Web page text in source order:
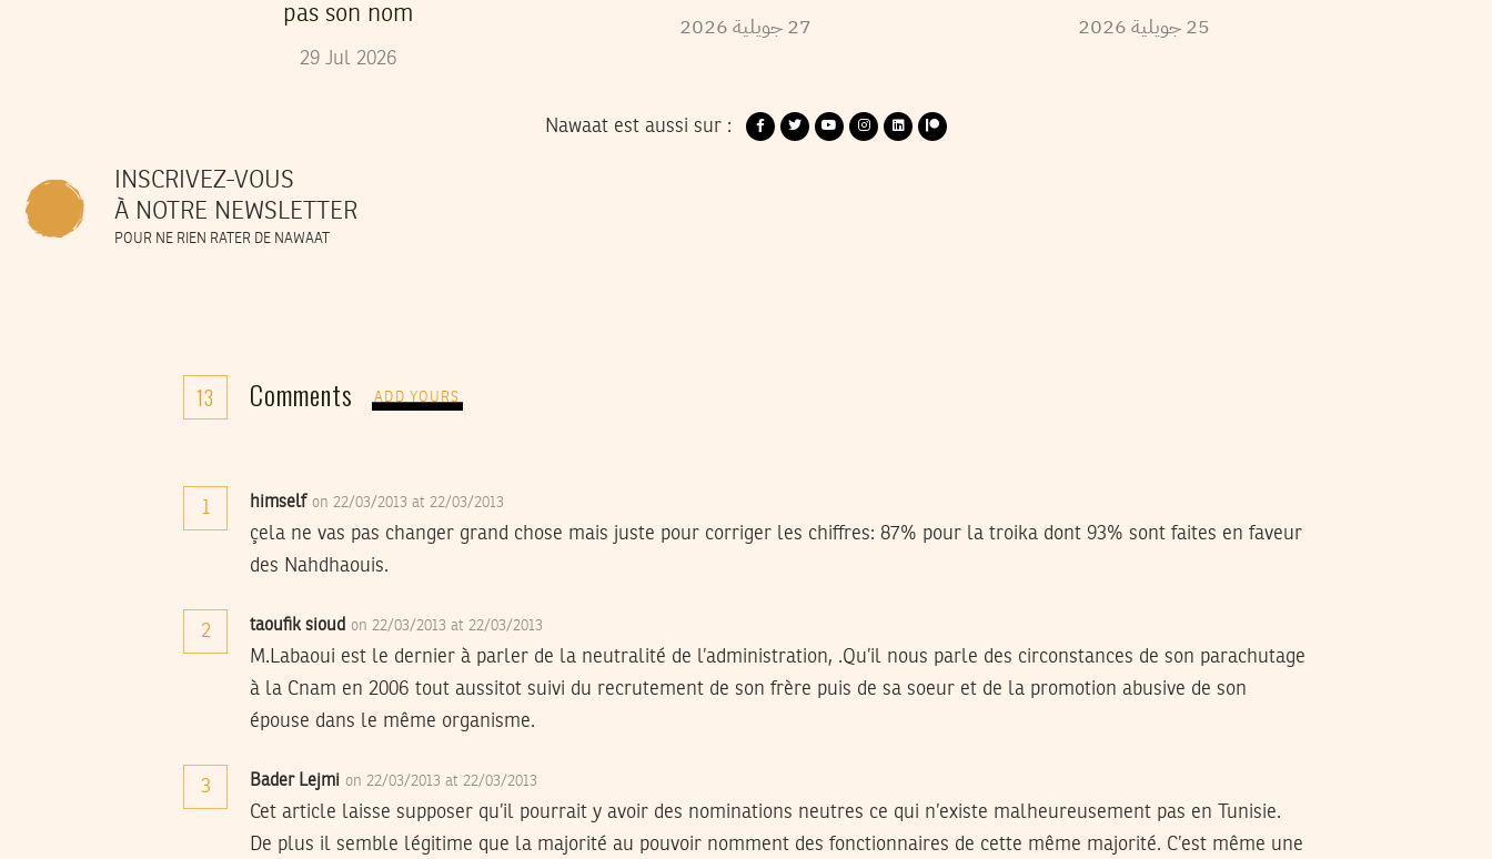
pas son nom
29 Jul 2026
27جويلية 2026 25جويلية2026
Nawaat est aussi sur :
INSCRIVEZ-VOUS
À NOTRE NEWSLETTER
POUR NE RIEN RATER DE NAWAAT
13 Comments ADD YOURS
himself on 22/03/2013 at 22/03/2013
çela ne vas pas changer grand chose mais juste pour corriger les chiffres: 87% pour la troika dont 93% sont faites en faveur
des Nahdhaouis.
2 taoufik sioud on 22/03/2013 at 22/03/2013
M.Labaoui est le dernier à parler de la neutralité de l’administration, .Qu’il nous parle des circonstances de son parachutage
à la Cnam en 2006 tout aussitot suivi du recrutement de son frère puis de sa soeur et de la promotion abusive de son
épouse dans le même organisme.
3 Bader Lejmi on 22/03/2013 at 22/03/2013
Cet article laisse supposer qu’il pourrait y avoir des nominations neutres ce qui n’existe malheureusement pas en Tunisie.
De plus il semble légitime que la majorité au pouvoir nomment des fonctionnaires de cette même majorité. C’est même une